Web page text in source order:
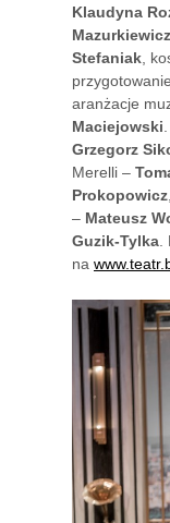
Klaudyna
Mazurkiewicz
Stefaniak ,
aranżacje
Maciejowski
Grzegorz
Merelli –
Prokopowicz
– Mateusz
Guzik-Tylka
na